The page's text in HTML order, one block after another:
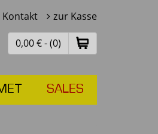
Kontakt zur Kasse
0,00 € - (0)
SALES